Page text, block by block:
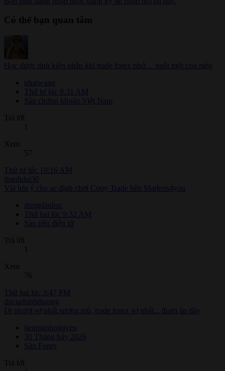
Có thể bạn quan tâm
Học được tính kiên nhẫn khi trade forex nhờ… nuôi một con mèo
nhatwang
Thứ tư lúc 8:31 AM
Sàn chứng khoán Việt Nam
Trả lời
Xem
57
Thứ tư lúc 10:16 AM
thanhdat36
Vài lưu ý cho ae định chơi Copy Trade bên Markets4you
dungdaubac
Thứ hai lúc 9:32 AM
Sàn tiền điện tử
Trả lời
Xem
76
Thứ hai lúc 3:47 PM
ductaibinhthuong
Đi phượt sợ nhất sương mù, trade forex sợ nhất... tham ăn dày
tienmanhnguyen
30 Tháng bảy 2026
Sàn Forex
Trả lời